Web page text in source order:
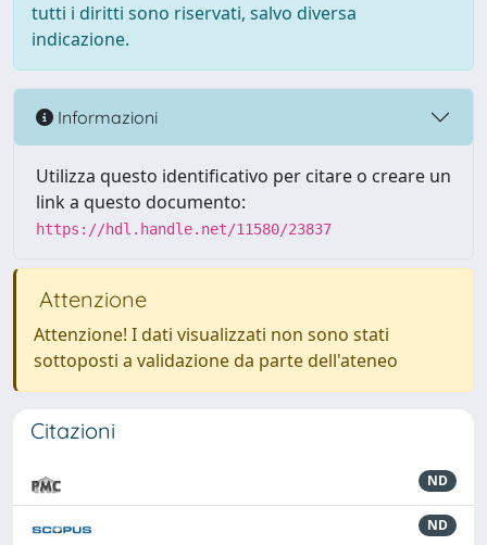
tutti i diritti sono riservati, salvo diversa
indicazione.
Informazioni
Utilizza questo identificativo per citare o creare un
link a questo documento:
https://hdl.handle.net/11580/23837
Attenzione
Attenzione! I dati visualizzati non sono stati
sottoposti a validazione da parte dell'ateneo
Citazioni
ND
ND